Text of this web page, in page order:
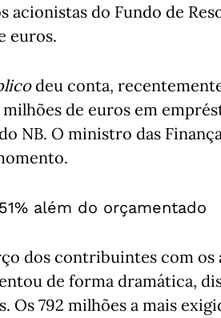
acionistas do Fundo de
euros.
deu conta,
de euros em
NB. O ministro das
além do orçamentado
dos contribuintes com os
de forma dramática,
Os 792 milhões a mais